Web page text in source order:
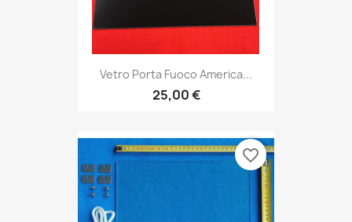
Vetro Porta Fuoco America...
25,00 €
favorite_border